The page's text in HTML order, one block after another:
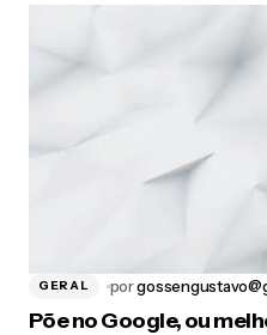
GERAL por
Põe no Google, ou